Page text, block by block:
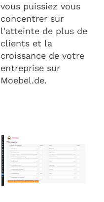
vous puissiez vous
concentrer sur
l'atteinte de plus de
clients et la
croissance de votre
entreprise sur
Moebel.de.